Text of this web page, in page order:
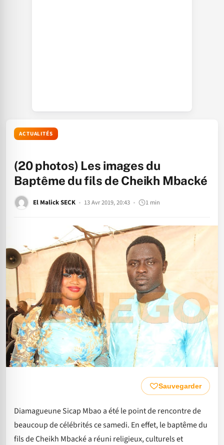
ACTUALITÉS
(20 photos) Les images du
Baptême du fils de Cheikh Mbacké
El Malick SECK 13 Avr 2019, 20:43 1 min
Sauvegarder
Diamagueune Sicap Mbao a été le point de rencontre de
beaucoup de célébrités ce samedi. En effet, le baptême du
fils de Cheikh Mbacké a réuni religieux, culturels et